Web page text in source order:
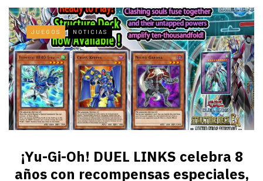
JUEGOS NOTICIAS
¡Yu-Gi-Oh! DUEL LINKS celebra 8
años con recompensas especiales,